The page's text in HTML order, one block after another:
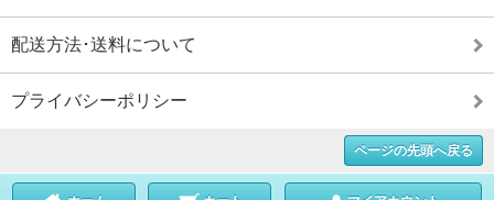
配送方法･送料について
プライバシーポリシー
ページの先頭へ戻る